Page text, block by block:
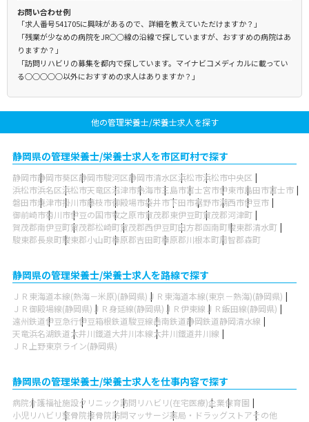
お問い合わせ例
「求人番号541705に興味があるので、詳細を教えていただけますか？」
「残業が少なめの病院をJR○○線の沿線で探していますが、おすすめの病院はあ
りますか？」
「訪問リハビリの募集を都内で探しています。マイナビコメディカルに載ってい
る○○○○○以外におすすめの求人はありますか？」
他の管理栄養士/栄養士求人を探す
静岡県の管理栄養士/栄養士求人を市区町村で探す
静岡市静岡市葵区静岡市駿河区静岡市清水区浜松市浜松市中央区
浜松市浜名区浜松市天竜区沼津市熱海市三島市富士宮市伊東市島田市富士市
磐田市焼津市掛川市藤枝市御殿場市袋井市下田市裾野市湖西市伊豆市
御前崎市菊川市伊豆の国市牧之原市賀茂郡東伊豆町賀茂郡河津町
賀茂郡南伊豆町賀茂郡松崎町賀茂郡西伊豆町田方郡函南町駿東郡清水町
駿東郡長泉町駿東郡小山町榛原郡吉田町榛原郡川根本町周智郡森町
静岡県の管理栄養士/栄養士求人を路線で探す
ＪＲ東海道本線(熱海－米原)(静岡県) ＪＲ東海道本線(東京－熱海)(静岡県)
ＪＲ御殿場線(静岡県) ＪＲ身延線(静岡県) ＪＲ伊東線 ＪＲ飯田線(静岡県)
遠州鉄道伊豆急行伊豆箱根鉄道駿豆線岳南鉄道静岡鉄道静岡清水線
天竜浜名湖鉄道大井川鐵道大井川本線大井川鐵道井川線
ＪＲ上野東京ライン(静岡県)
静岡県の管理栄養士/栄養士求人を仕事内容で探す
病院介護福祉施設クリニック訪問リハビリ(在宅医療)企業保育園
小児リハビリ整骨院接骨院訪問マッサージ薬局・ドラッグストアその他